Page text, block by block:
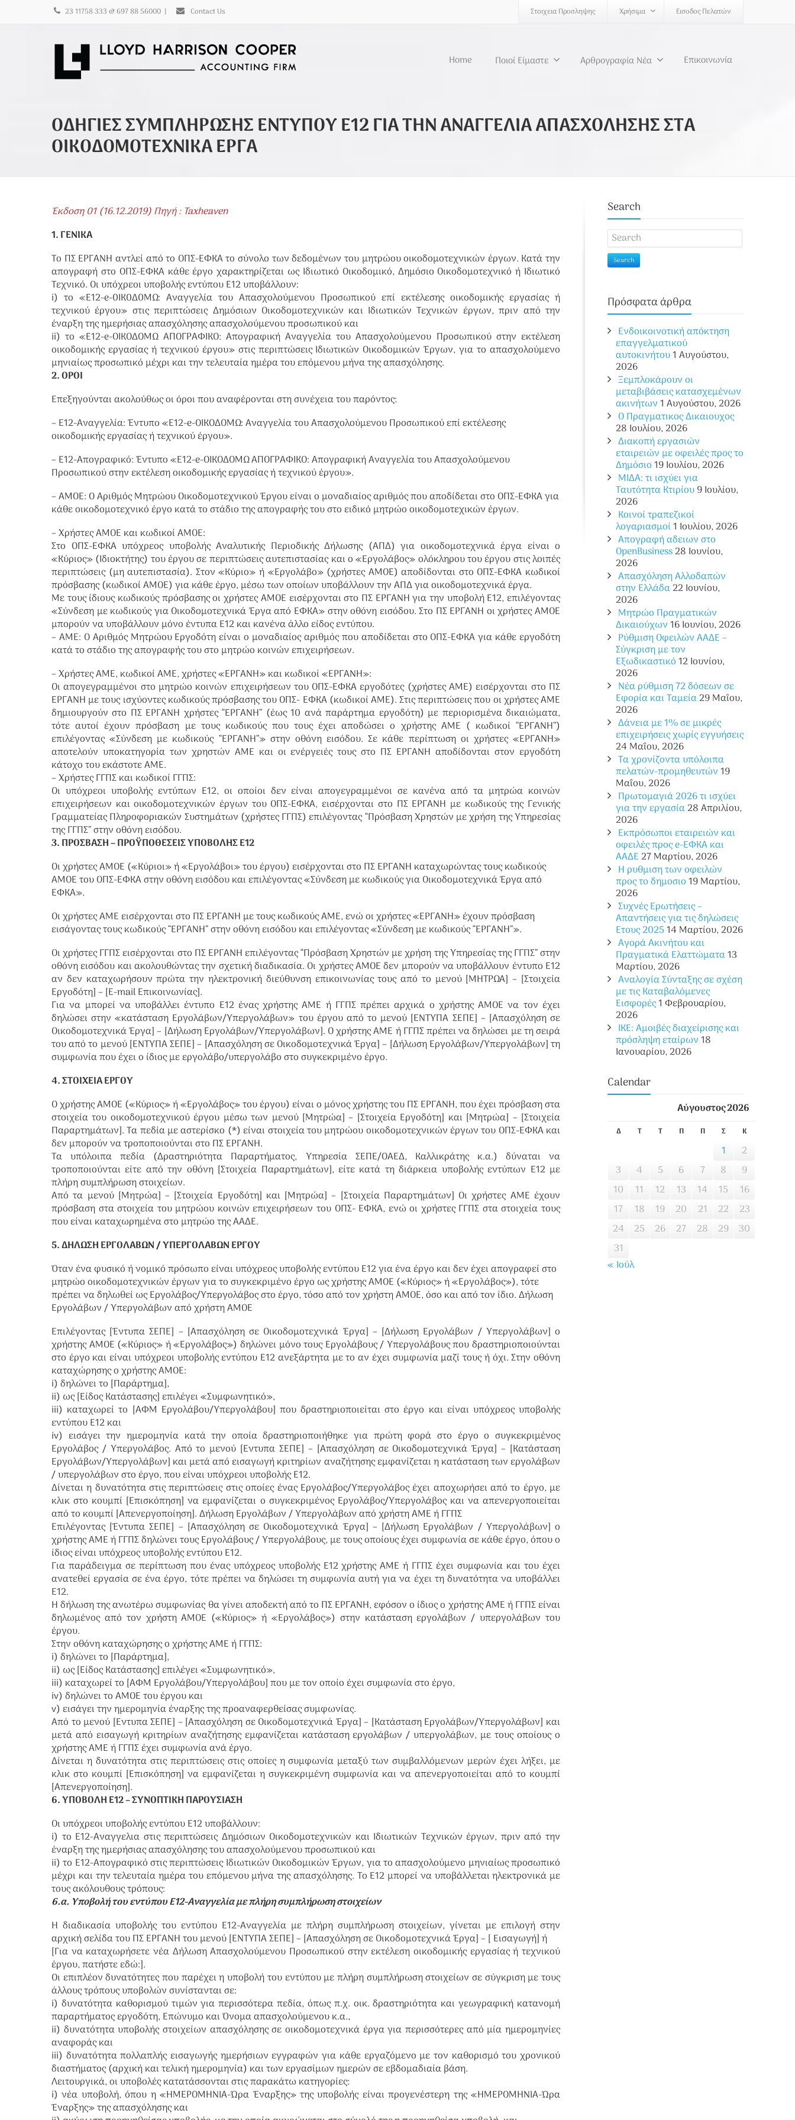
23 11758 333 & 697 88 56000 | Contact Us Στοιχεια Προσληψης Χρήσιμα Εισοδος Πελατών
Home Ποιοί Είμαστε Αρθρογραφία Νέα Επικοινωνία
ΟΔΗΓΙΕΣ ΣΥΜΠΛΗΡΩΣΗΣ ΕΝΤΥΠΟΥ Ε12 ΓΙΑ ΤΗΝ ΑΝΑΓΓΕΛΙΑ ΑΠΑΣΧΟΛΗΣΗΣ ΣΤΑ
ΟΙΚΟΔΟΜΟΤΕΧΝΙΚΑ ΕΡΓΑ
Έκδοση 01 (16.12.2019) Πηγή : Taxheaven
1. ΓΕΝΙΚΑ
Το ΠΣ ΕΡΓΑΝΗ αντλεί από το ΟΠΣ-ΕΦΚΑ το σύνολο των δεδομένων του μητρώου οικοδομοτεχνικών έργων. Κατά την
απογραφή στο ΟΠΣ-ΕΦΚΑ κάθε έργο χαρακτηρίζεται ως Ιδιωτικό Οικοδομικό, Δημόσιο Οικοδομοτεχνικό ή Ιδιωτικό
Τεχνικό. Οι υπόχρεοι υποβολής εντύπου Ε12 υποβάλλουν:
i) το «Ε12-e-0IΚ0Δ0ΜΩ: Αναγγελία του Απασχολούμενου Προσωπικού επί εκτέλεσης οικοδομικής εργασίας ή
τεχνικού έργου» στις περιπτώσεις Δημόσιων Οικοδομοτεχνικών και Ιδιωτικών Τεχνικών έργων, πριν από την
έναρξη της ημερήσιας απασχόλησης απασχολούμενου προσωπικού και
ii) το «Ε12-e-ΟΙΚΟΔΟΜΩ ΑΠΟΓΡΑΦΙΚΟ: Απογραφική Αναγγελία του Απασχολούμενου Προσωπικού στην εκτέλεση
οικοδομικής εργασίας ή τεχνικού έργου» στις περιπτώσεις Ιδιωτικών Οικοδομικών Έργων, για το απασχολούμενο
μηνιαίως προσωπικό μέχρι και την τελευταία ημέρα του επόμενου μήνα της απασχόλησης.
2. ΟΡΟΙ
Επεξηγούνται ακολούθως οι όροι που αναφέρονται στη συνέχεια του παρόντος:
– Ε12-Αναγγελία: Έντυπο «Ε12-e-OIΚOΔOΜΩ: Αναγγελία του Απασχολούμενου Προσωπικού επί εκτέλεσης
οικοδομικής εργασίας ή τεχνικού έργου».
– Ε12-Απογραφικό: Έντυπο «Ε12-e-ΟΙΚΟΔΟΜΩ ΑΠΟΓΡΑΦΙΚΟ: Απογραφική Αναγγελία του Απασχολούμενου
Προσωπικού στην εκτέλεση οικοδομικής εργασίας ή τεχνικού έργου».
– ΑΜΟΕ: Ο Αριθμός Μητρώου Οικοδομοτεχνικού Έργου είναι ο μοναδιαίος αριθμός που αποδίδεται στο ΟΠΣ-ΕΦΚΑ για
κάθε οικοδομοτεχνικό έργο κατά το στάδιο της απογραφής του στο ειδικό μητρώο οικοδομοτεχικών έργων.
– Χρήστες ΑΜΟΕ και κωδικοί ΑΜΟΕ:
Στο ΟΠΣ-ΕΦΚΑ υπόχρεος υποβολής Αναλυτικής Περιοδικής Δήλωσης (ΑΠΔ) για οικοδομοτεχνικά έργα είναι ο
«Κύριος» (Ιδιοκτήτης) του έργου σε περιπτώσεις αυτεπιστασίας και ο «Εργολάβος» ολόκληρου του έργου στις λοιπές
περιπτώσεις (μη αυτεπιστασία). Στον «Κύριο» ή «Εργολάβο» (χρήστες ΑΜΟΕ) αποδίδονται στο ΟΠΣ-ΕΦΚΑ κωδικοί
πρόσβασης (κωδικοί ΑΜΟΕ) για κάθε έργο, μέσω των οποίων υποβάλλουν την ΑΠΔ για οικοδομοτεχνικά έργα.
Με τους ίδιους κωδικούς πρόσβασης οι χρήστες ΑΜΟΕ εισέρχονται στο ΠΣ ΕΡΓΑΝΗ για την υποβολή Ε12, επιλέγοντας
«Σύνδεση με κωδικούς για Οικοδομοτεχνικά Έργα από ΕΦΚΑ» στην οθόνη εισόδου. Στο ΠΣ ΕΡΓΑΝΗ οι χρήστες ΑΜΟΕ
μπορούν να υποβάλλουν μόνο έντυπα Ε12 και κανένα άλλο είδος εντύπου.
– ΑΜΕ: Ο Αριθμός Μητρώου Εργοδότη είναι ο μοναδιαίος αριθμός που αποδίδεται στο ΟΠΣ-ΕΦΚΑ για κάθε εργοδότη
κατά το στάδιο της απογραφής του στο μητρώο κοινών επιχειρήσεων.
– Χρήστες ΑΜΕ, κωδικοί ΑΜΕ, χρήστες «ΕΡΓΑΝΗ» και κωδικοί «ΕΡΓΑΝΗ»:
Οι απογεγραμμένοι στο μητρώο κοινών επιχειρήσεων του ΟΠΣ-ΕΦΚΑ εργοδότες (χρήστες ΑΜΕ) εισέρχονται στο ΠΣ
ΕΡΓΑΝΗ με τους ισχύοντες κωδικούς πρόσβασης του ΟΠΣ- ΕΦΚΑ (κωδικοί ΑΜΕ). Στις περιπτώσεις που οι χρήστες ΑΜΕ
δημιουργούν στο ΠΣ ΕΡΓΑΝΗ χρήστες “ΕΡΓΑΝΗ” (έως 10 ανά παράρτημα εργοδότη) με περιορισμένα δικαιώματα,
τότε αυτοί έχουν πρόσβαση με τους κωδικούς που τους έχει αποδώσει ο χρήστης ΑΜΕ ( κωδικοί “ΕΡΓΑΝΗ”)
επιλέγοντας «Σύνδεση με κωδικούς “ΕΡΓΑΝΗ”» στην οθόνη εισόδου. Σε κάθε περίπτωση οι χρήστες «ΕΡΓΑΝΗ»
αποτελούν υποκατηγορία των χρηστών ΑΜΕ και οι ενέργειές τους στο ΠΣ ΕΡΓΑΝΗ αποδίδονται στον εργοδότη
κάτοχο του εκάστοτε ΑΜΕ.
– Χρήστες ΓΓΠΣ και κωδικοί ΓΓΠΣ:
Οι υπόχρεοι υποβολής εντύπων Ε12, οι οποίοι δεν είναι απογεγραμμένοι σε κανένα από τα μητρώα κοινών
επιχειρήσεων και οικοδομοτεχνικών έργων του ΟΠΣ-ΕΦΚΑ, εισέρχονται στο ΠΣ ΕΡΓΑΝΗ με κωδικούς της Γενικής
Γραμματείας Πληροφοριακών Συστημάτων (χρήστες ΓΓΠΣ) επιλέγοντας “Πρόσβαση Χρηστών με χρήση της Υπηρεσίας
της ΓΓΠΣ” στην οθόνη εισόδου.
3. ΠΡΟΣΒΑΣΗ – ΠΡOΫΠΟΘΕΣΕΙΣ ΥΠΟΒΟΛΗΣ Ε12
Οι χρήστες ΑΜΟΕ («Κύριοι» ή «Εργολάβοι» του έργου) εισέρχονται στο ΠΣ ΕΡΓΑΝΗ καταχωρώντας τους κωδικούς
ΑΜΟΕ του ΟΠΣ-ΕΦΚΑ στην οθόνη εισόδου και επιλέγοντας «Σύνδεση με κωδικούς για Οικοδομοτεχνικά Έργα από
ΕΦΚΑ».
Οι χρήστες ΑΜΕ εισέρχονται στο ΠΣ ΕΡΓΑΝΗ με τους κωδικούς ΑΜΕ, ενώ οι χρήστες «ΕΡΓΑΝΗ» έχουν πρόσβαση
εισάγοντας τους κωδικούς “ΕΡΓΑΝΗ” στην οθόνη εισόδου και επιλέγοντας «Σύνδεση με κωδικούς “ΕΡΓΑΝΗ”».
Οι χρήστες ΓΓΠΣ εισέρχονται στο ΠΣ ΕΡΓΑΝΗ επιλέγοντας “Πρόσβαση Χρηστών με χρήση της Υπηρεσίας της ΓΓΠΣ” στην
οθόνη εισόδου και ακολουθώντας την σχετική διαδικασία. Οι χρήστες ΑΜΟΕ δεν μπορούν να υποβάλλουν έντυπο Ε12
αν δεν καταχωρήσουν πρώτα την ηλεκτρονική διεύθυνση επικοινωνίας τους από το μενού [ΜΗΤΡΩΑ] – [Στοιχεία
Εργοδότη] – [E-mail Επικοινωνίας].
Για να μπορεί να υποβάλλει έντυπο Ε12 ένας χρήστης ΑΜΕ ή ΓΓΠΣ πρέπει αρχικά ο χρήστης ΑΜΟΕ να τον έχει
δηλώσει στην «κατάσταση Εργολάβων/Υπεργολάβων» του έργου από το μενού [ΕΝΤΥΠΑ ΣΕΠΕ] – [Απασχόληση σε
Οικοδομοτεχνικά Έργα] – [Δήλωση Εργολάβων/Υπεργολάβων]. Ο χρήστης ΑΜΕ ή ΓΓΠΣ πρέπει να δηλώσει με τη σειρά
του από το μενού [ΕΝΤΥΠΑ ΣΕΠΕ] – [Απασχόληση σε Οικοδομοτεχνικά Έργα] – [Δήλωση Εργολάβων/Υπεργολάβων] τη
συμφωνία που έχει ο ίδιος με εργολάβο/υπεργολάβο στο συγκεκριμένο έργο.
4. ΣΤΟΙΧΕΙΑ ΕΡΓΟΥ
Ο χρήστης ΑΜΟΕ («Κύριος» ή «Εργολάβος» του έργου) είναι ο μόνος χρήστης του ΠΣ ΕΡΓΑΝΗ, που έχει πρόσβαση στα
στοιχεία του οικοδομοτεχνικού έργου μέσω των μενού [Μητρώα] – [Στοιχεία Εργοδότη] και [Μητρώα] – [Στοιχεία
Παραρτημάτων]. Τα πεδία με αστερίσκο (*) είναι στοιχεία του μητρώου οικοδομοτεχνικών έργων του ΟΠΣ-ΕΦΚΑ και
δεν μπορούν να τροποποιούνται στο ΠΣ ΕΡΓΑΝΗ.
Τα υπόλοιπα πεδία (Δραστηριότητα Παραρτήματος, Υπηρεσία ΣΕΠΕ/ΟΑΕΔ, Καλλικράτης κ.α.) δύναται να
τροποποιούνται είτε από την οθόνη [Στοιχεία Παραρτημάτων], είτε κατά τη διάρκεια υποβολής εντύπων Ε12 με
πλήρη συμπλήρωση στοιχείων.
Από τα μενού [Μητρώα] – [Στοιχεία Εργοδότη] και [Μητρώα] – [Στοιχεία Παραρτημάτων] Οι χρήστες ΑΜΕ έχουν
πρόσβαση στα στοιχεία του μητρώου κοινών επιχειρήσεων του ΟΠΣ- ΕΦΚΑ, ενώ οι χρήστες ΓΓΠΣ στα στοιχεία τους
που είναι καταχωρημένα στο μητρώο της ΑΑΔΕ.
5. ΔΗΛΩΣΗ ΕΡΓΟΛΑΒΩΝ / ΥΠΕΡΓΟΛΑΒΩΝ ΕΡΓΟΥ
Όταν ένα φυσικό ή νομικό πρόσωπο είναι υπόχρεος υποβολής εντύπου Ε12 για ένα έργο και δεν έχει απογραφεί στο
μητρώο οικοδομοτεχνικών έργων για το συγκεκριμένο έργο ως χρήστης ΑΜΟΕ («Κύριος» ή «Εργολάβος»), τότε
πρέπει να δηλωθεί ως Εργολάβος/Υπεργολάβος στο έργο, τόσο από τον χρήστη ΑΜΟΕ, όσο και από τον ίδιο. Δήλωση
Εργολάβων / Υπεργολάβων από χρήστη ΑΜΟΕ
Επιλέγοντας [Έντυπα ΣΕΠΕ] – [Απασχόληση σε Οικοδομοτεχνικά Έργα] – [Δήλωση Εργολάβων / Υπεργολάβων] ο
χρήστης ΑΜΟΕ («Κύριος» ή «Εργολάβος») δηλώνει μόνο τους Εργολάβους / Υπεργολάβους που δραστηριοποιούνται
στο έργο και είναι υπόχρεοι υποβολής εντύπου Ε12 ανεξάρτητα με το αν έχει συμφωνία μαζί τους ή όχι. Στην οθόνη
καταχώρησης ο χρήστης ΑΜΟΕ:
i) δηλώνει το [Παράρτημα],
ii) ως [Είδος Κατάστασης] επιλέγει «Συμφωνητικό»,
iii) καταχωρεί το [ΑΦΜ Εργολάβου/Υπεργολάβου] που δραστηριοποιείται στο έργο και είναι υπόχρεος υποβολής
εντύπου Ε12 και
iv) εισάγει την ημερομηνία κατά την οποία δραστηριοποιήθηκε για πρώτη φορά στο έργο ο συγκεκριμένος
Εργολάβος / Υπεργολάβος. Από το μενού [Εντυπα ΣΕΠΕ] – [Απασχόληση σε Οικοδομοτεχνικά Έργα] – [Κατάσταση
Εργολάβων/Υπεργολάβων] και μετά από εισαγωγή κριτηρίων αναζήτησης εμφανίζεται η κατάσταση των εργολάβων
/ υπεργολάβων στο έργο, που είναι υπόχρεοι υποβολής Ε12.
Δίνεται η δυνατότητα στις περιπτώσεις στις οποίες ένας Εργολάβος/Υπεργολάβος έχει αποχωρήσει από το έργο, με
κλικ στο κουμπί [Επισκόπηση] να εμφανίζεται ο συγκεκριμένος Εργολάβος/Υπεργολάβος και να απενεργοποιείται
από το κουμπί [Απενεργοποίηση]. Δήλωση Εργολάβων / Υπεργολάβων από χρήστη ΑΜΕ ή ΓΓΠΣ
Επιλέγοντας [Έντυπα ΣΕΠΕ] – [Απασχόληση σε Οικοδομοτεχνικά Έργα] – [Δήλωση Εργολάβων / Υπεργολάβων] ο
χρήστης ΑΜΕ ή ΓΓΠΣ δηλώνει τους Εργολάβους / Υπεργολάβους, με τους οποίους έχει συμφωνία σε κάθε έργο, όπου ο
ίδιος είναι υπόχρεος υποβολής εντύπου Ε12.
Για παράδειγμα σε περίπτωση που ένας υπόχρεος υποβολής Ε12 χρήστης ΑΜΕ ή ΓΓΠΣ έχει συμφωνία και του έχει
ανατεθεί εργασία σε ένα έργο, τότε πρέπει να δηλώσει τη συμφωνία αυτή για να έχει τη δυνατότητα να υποβάλλει
Ε12.
Η δήλωση της ανωτέρω συμφωνίας θα γίνει αποδεκτή από το ΠΣ ΕΡΓΑΝΗ, εφόσον ο ίδιος ο χρήστης ΑΜΕ ή ΓΓΠΣ είναι
δηλωμένος από τον χρήστη ΑΜΟΕ («Κύριος» ή «Εργολάβος») στην κατάσταση εργολάβων / υπεργολάβων του
έργου.
Στην οθόνη καταχώρησης ο χρήστης ΑΜΕ ή ΓΓΠΣ:
i) δηλώνει το [Παράρτημα],
ii) ως [Είδος Κατάστασης] επιλέγει «Συμφωνητικό»,
iii) καταχωρεί το [ΑΦΜ Εργολάβου/Υπεργολάβου] που με τον οποίο έχει συμφωνία στο έργο,
iv) δηλώνει το ΑΜΟΕ του έργου και
v) εισάγει την ημερομηνία έναρξης της προαναφερθείσας συμφωνίας.
Από το μενού [Εντυπα ΣΕΠΕ] – [Απασχόληση σε Οικοδομοτεχνικά Έργα] – [Κατάσταση Εργολάβων/Υπεργολάβων] και
μετά από εισαγωγή κριτηρίων αναζήτησης εμφανίζεται κατάσταση εργολάβων / υπεργολάβων, με τους οποίους ο
χρήστης ΑΜΕ ή ΓΓΠΣ έχει συμφωνία ανά έργο.
Δίνεται η δυνατότητα στις περιπτώσεις στις οποίες η συμφωνία μεταξύ των συμβαλλόμενων μερών έχει λήξει, με
κλικ στο κουμπί [Επισκόπηση] να εμφανίζεται η συγκεκριμένη συμφωνία και να απενεργοποιείται από το κουμπί
[Απενεργοποίηση].
6. ΥΠΟΒΟΛΗ Ε12 – ΣΥΝΟΠΤΙΚΗ ΠΑΡΟΥΣΙΑΣΗ
Οι υπόχρεοι υποβολής εντύπου Ε12 υποβάλλουν:
i) το Ε12-Αναγγελια στις περιπτώσεις Δημόσιων Οικοδομοτεχνικών και Ιδιωτικών Τεχνικών έργων, πριν από την
έναρξη της ημερήσιας απασχόλησης του απασχολούμενου προσωπικού και
ii) το Ε12-Απογραφικό στις περιπτώσεις Ιδιωτικών Οικοδομικών Έργων, για το απασχολούμενο μηνιαίως προσωπικό
μέχρι και την τελευταία ημέρα του επόμενου μήνα της απασχόλησης. Το Ε12 μπορεί να υποβάλλεται ηλεκτρονικά με
τους ακόλουθους τρόπους:
6.α. Υποβολή του εντύπου Ε12-Αναγγελία με πλήρη συμπλήρωση στοιχείων
Η διαδικασία υποβολής του εντύπου Ε12-Αναγγελία με πλήρη συμπλήρωση στοιχείων, γίνεται με επιλογή στην
αρχική σελίδα του ΠΣ ΕΡΓΑΝΗ του μενού [ΕΝΤΥΠΑ ΣΕΠΕ] – [Απασχόληση σε Οικοδομοτεχνικά Έργα] – [ Εισαγωγή] ή
[Για να καταχωρήσετε νέα Δήλωση Απασχολούμενου Προσωπικού στην εκτέλεση οικοδομικής εργασίας ή τεχνικού
έργου, πατήστε εδώ:].
Οι επιπλέον δυνατότητες που παρέχει η υποβολή του εντύπου με πλήρη συμπλήρωση στοιχείων σε σύγκριση με τους
άλλους τρόπους υποβολών συνίστανται σε:
i) δυνατότητα καθορισμού τιμών για περισσότερα πεδία, όπως π.χ. οικ. δραστηριότητα και γεωγραφική κατανομή
παραρτήματος εργοδότη, Επώνυμο και Όνομα απασχολούμενου κ.α.,
ii) δυνατότητα υποβολής στοιχείων απασχόλησης σε οικοδομοτεχνικά έργα για περισσότερες από μία ημερομηνίες
αναφοράς και
iii) δυνατότητα πολλαπλής εισαγωγής ημερήσιων εγγραφών για κάθε εργαζόμενο με τον καθορισμό του χρονικού
διαστήματος (αρχική και τελική ημερομηνία) και των εργασίμων ημερών σε εβδομαδιαία βάση.
Λειτουργικά, οι υποβολές κατατάσσονται στις παρακάτω κατηγορίες:
i) νέα υποβολή, όπου η «ΗΜΕΡΟΜΗΝΙΑ-Ώρα Έναρξης» της υποβολής είναι προγενέστερη της «ΗΜΕΡΟΜΗΝΙΑ-Ώρα
Έναρξης» της απασχόλησης και
Search
Search
Πρόσφατα άρθρα
Ενδοικοινοτική απόκτηση
επαγγελματικού
αυτοκινήτου1 Αυγούστου,
2026
Ξεμπλοκάρουν οι
μεταβιβάσεις κατασχεμένων
ακινήτων1 Αυγούστου, 2026
O Πραγματικος Δικαιουχος
28 Ιουλίου, 2026
Διακοπή εργασιών
εταιρειών με οφειλές προς το
Δημόσιο19 Ιουλίου, 2026
ΜΙΔΑ: τι ισχύει για
Ταυτότητα Κτιρίου9 Ιουλίου,
2026
Κοινοί τραπεζικοί
λογαριασμοί1 Ιουλίου, 2026
Απογραφή αδειων στο
OpenBusiness28 Ιουνίου,
2026
Απασχόληση Αλλοδαπών
στην Ελλάδα22 Ιουνίου,
2026
Μητρώο Πραγματικών
Δικαιούχων16 Ιουνίου, 2026
Ρύθμιση Οφειλών ΑΑΔΕ –
Σύγκριση με τον
Εξωδικαστικό12 Ιουνίου,
2026
Νέα ρύθμιση 72 δόσεων σε
Eφορία και Ταμεία29 Μαΐου,
2026
Δάνεια με 1% σε μικρές
επιχειρήσεις χωρίς εγγυήσεις
24 Μαΐου, 2026
Τα χρονίζοντα υπόλοιπα
πελατών-προμηθευτών19
Μαΐου, 2026
Πρωτομαγιά 2026 τι ισχύει
για την εργασία28 Απριλίου,
2026
Εκπρόσωποι εταιρειών και
οφειλές προς e-ΕΦΚΑ και
ΑΑΔΕ27 Μαρτίου, 2026
Η ρυθμιση των οφειλών
προς το δημοσιο19 Μαρτίου,
2026
Συχνές Ερωτήσεις –
Απαντήσεις για τις δηλώσεις
Ετους 202514 Μαρτίου, 2026
Αγορά Ακινήτου και
Πραγματικά Ελαττώματα13
Μαρτίου, 2026
Αναλογία Σύνταξης σε σχέση
με τις Καταβαλόμενες
Εισφορές1 Φεβρουαρίου,
2026
ΙΚΕ: Αμοιβές διαχείρισης και
πρόσληψη εταίρων18
Ιανουαρίου, 2026
Calendar
Αύγουστος 2026
Δ Τ Τ Π Π Σ Κ
1
2
3
4 5 6 7 8
9
10
11 12 13 14 15
16
17
18 19 20 21 22
23
24
25 26 27 28 29
30
31
« Ιούλ